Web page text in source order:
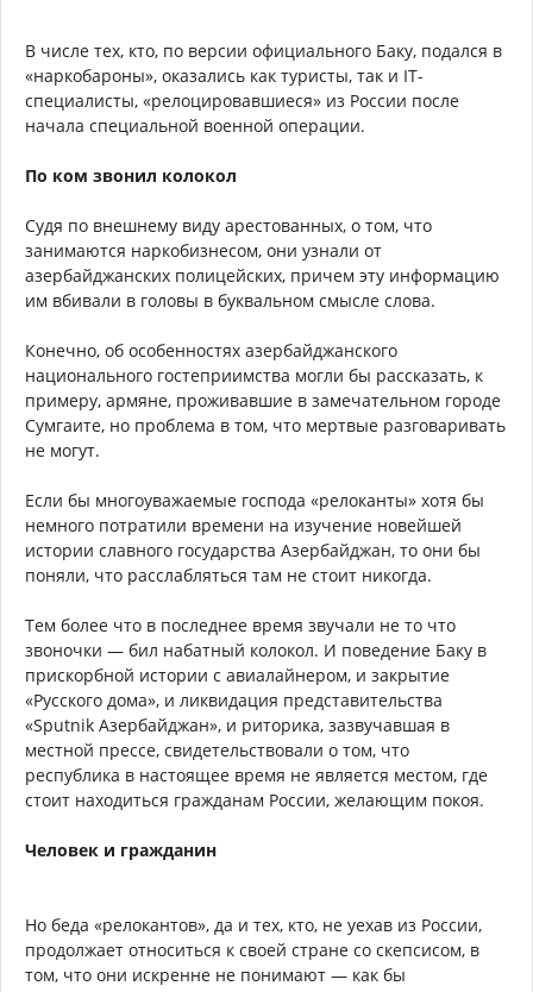
В числе тех, кто, по версии официального Баку, подался в
«наркобароны», оказались как туристы, так и IT-
cпециалисты, «релоцировавшиеся» из России после
начала специальной военной операции.
По ком звонил колокол
Судя по внешнему виду арестованных, о том, что
занимаются наркобизнесом, они узнали от
азербайджанских полицейских, причем эту информацию
им вбивали в головы в буквальном смысле слова.
Конечно, об особенностях азербайджанского
национального гостеприимства могли бы рассказать, к
примеру, армяне, проживавшие в замечательном городе
Сумгаите, но проблема в том, что мертвые разговаривать
не могут.
Если бы многоуважаемые господа «релоканты» хотя бы
немного потратили времени на изучение новейшей
истории славного государства Азербайджан, то они бы
поняли, что расслабляться там не стоит никогда.
Тем более что в последнее время звучали не то что
звоночки — бил набатный колокол. И поведение Баку в
прискорбной истории с авиалайнером, и закрытие
«Русского дома», и ликвидация представительства
«Sputnik Азербайджан», и риторика, зазвучавшая в
местной прессе, свидетельствовали о том, что
республика в настоящее время не является местом, где
стоит находиться гражданам России, желающим покоя.
Человек и гражданин
Но беда «релокантов», да и тех, кто, не уехав из России,
продолжает относиться к своей стране со скепсисом, в
том, что они искренне не понимают — как бы